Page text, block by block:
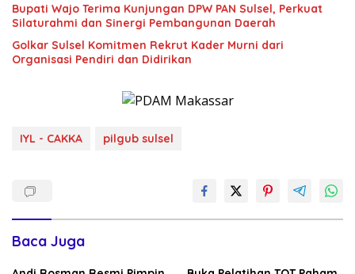
Bupati Wajo Terima Kunjungan DPW PAN Sulsel, Perkuat
Silaturahmi dan Sinergi Pembangunan Daerah
Golkar Sulsel Komitmen Rekrut Kader Murni dari
Organisasi Pendiri dan Didirikan
IYL - CAKKA pilgub sulsel
Baca Juga